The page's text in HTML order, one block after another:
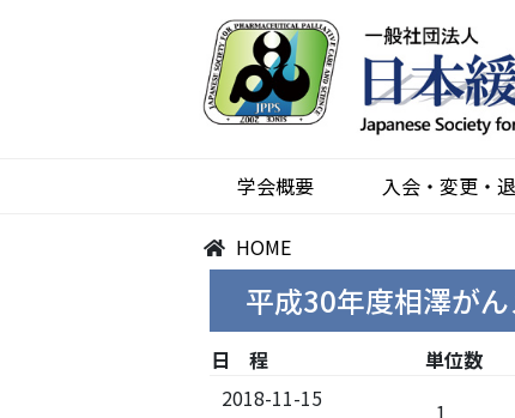
学会概要 入会・変更・
HOME
平成30年度相澤が
日 程 単位数
2018-11-15
1